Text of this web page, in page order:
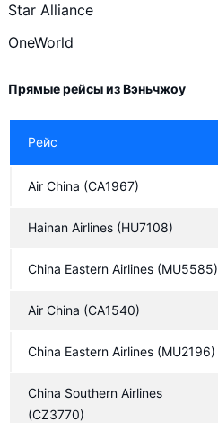
Eva Air
Shenzhen Airlines
China Airlines
China United Airlines
Shanghai Airlines
Star Alliance
OneWorld
Прямые рейсы из Вэньчжоу
Рейс
Air China (CA1967)
Hainan Airlines (HU7108)
China Eastern Airlines (MU5585)
Air China (CA1540)
China Eastern Airlines (MU2196)
China Southern Airlines
(CZ3770)